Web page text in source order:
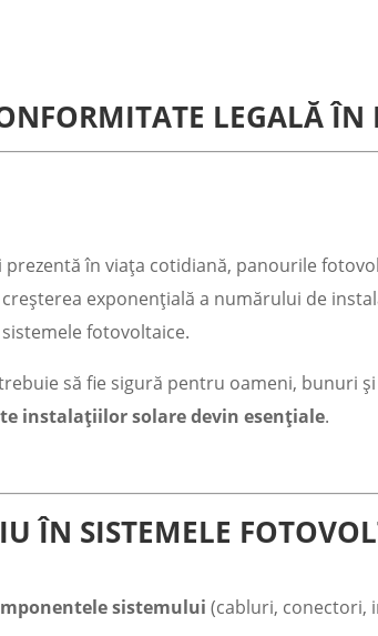
LEGALĂ ÎN
în viața cotidiană, panourile
exponențială a numărului de
fotovoltaice.
să fie sigură pentru oameni, bunuri
instalațiilor solare devin esențiale.
ÎN SISTEMELE
sistemului (cabluri, conectori,